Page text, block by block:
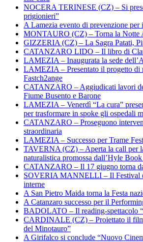
NOCERA TERINESE (CZ) – Si
prigionieri”
A Lamezia evento di prevenzione per
MONTAURO (CZ) – Torna la Notte
GIZZERIA (CZ) – La Sagra Patati,
CATANZARO LIDO – Il libro di
LAMEZIA – Inaugurata la sede
LAMEZIA – Presentato il progetto di
Fastch2ange
CATANZARO – Aggiudicati lavori
Fiume Busento e Barone
LAMEZIA – Venerdì “La cura”
per trasformare in spoke gli ospedali
CATANZARO – Proseguono
straordinaria
LAMEZIA – Successo per Trame
TAVERNA (CZ) – Aperta la call per
naturalistica promossa dall’Hyle
CATANZARO – Il 17 giugno torna
SOVERIA MANNELLI – Il Festival
interne
A San Pietro Maida torna la Festa
A Catanzaro successo per il
BADOLATO – Il reading-spettacolo
CARDINALE (CZ) – Proiettato il
del Minotauro”
A Girifalco si conclude “Nuovo